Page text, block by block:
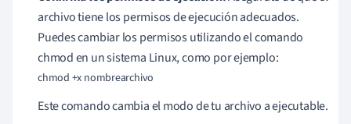
archivo tiene los permisos de ejecución adecuados.
Puedes cambiar los permisos utilizando el comando
chmod en un sistema Linux, como por ejemplo:
chmod +x nombrearchivo
Este comando cambia el modo de tu archivo a ejecutable.